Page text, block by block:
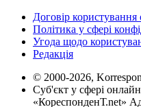
Договір користування
Політика у сфері
Угода щодо
Редакція
© 2000-2026,
Суб'єкт у сфері
«КореспонденТ.net»